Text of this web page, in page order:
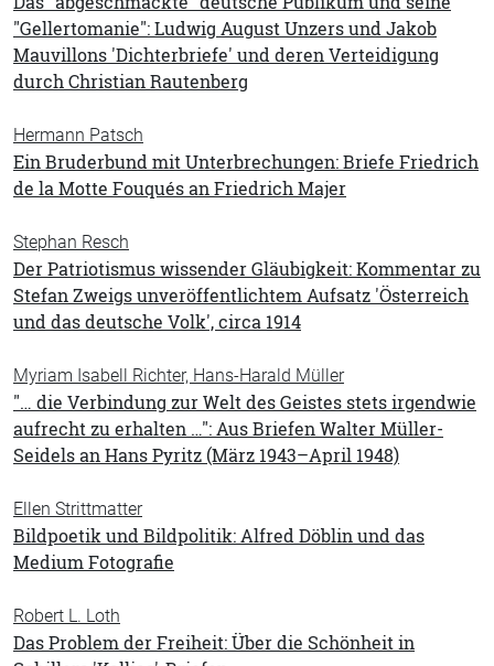
"Gellertomanie": Ludwig August Unzers und Jakob
Mauvillons 'Dichterbriefe' und deren Verteidigung
durch Christian Rautenberg
Hermann Patsch
Ein Bruderbund mit Unterbrechungen: Briefe Friedrich
de la Motte Fouqués an Friedrich Majer
Stephan Resch
Der Patriotismus wissender Gläubigkeit: Kommentar zu
Stefan Zweigs unveröffentlichtem Aufsatz 'Österreich
und das deutsche Volk', circa 1914
Myriam Isabell Richter, Hans-Harald Müller
"… die Verbindung zur Welt des Geistes stets irgendwie
aufrecht zu erhalten …": Aus Briefen Walter Müller-
Seidels an Hans Pyritz (März 1943–April 1948)
Ellen Strittmatter
Bildpoetik und Bildpolitik: Alfred Döblin und das
Medium Fotografie
Robert L. Loth
Das Problem der Freiheit: Über die Schönheit in